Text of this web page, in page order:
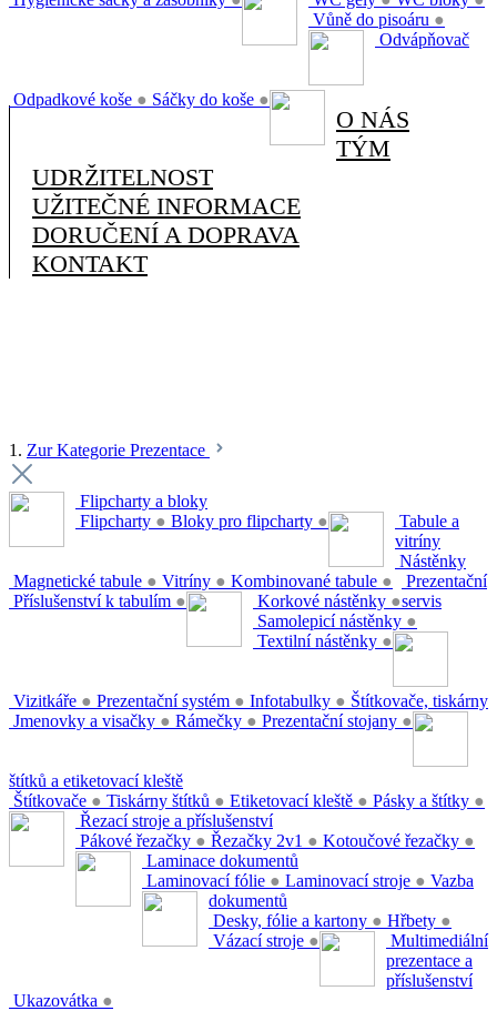
Vůně do pisoáru ●
Odpadkové koše ● Sáčky do koše ●
Odvápňovač
O NÁS
TÝM
UDRŽITELNOST
UŽITEČNÉ INFORMACE
DORUČENÍ A DOPRAVA
KONTAKT
1. Zur Kategorie Prezentace
Flipcharty a bloky
Flipcharty ● Bloky pro flipcharty ●
Tabule a
vitríny
Magnetické tabule ● Vitríny ● Kombinované tabule ●
Příslušenství k tabulím ●
Nástěnky
Korkové nástěnky ●
Samolepicí nástěnky ●
Textilní nástěnky ●
Prezentační
servis
Vizitkáře ● Prezentační systém ● Infotabulky ●
Jmenovky a visačky ● Rámečky ● Prezentační stojany ●
Štítkovače, tiskárny
štítků a etiketovací kleště
Štítkovače ● Tiskárny štítků ● Etiketovací kleště ● Pásky a štítky ●
Řezací stroje a příslušenství
Pákové řezačky ● Řezačky 2v1 ● Kotoučové řezačky ●
Laminace dokumentů
Laminovací fólie ● Laminovací stroje ● Vazba
dokumentů
Desky, fólie a kartony ● Hřbety ●
Vázací stroje ●
Multimediální
prezentace a
příslušenství
Ukazovátka ●